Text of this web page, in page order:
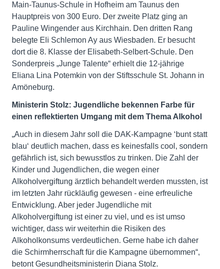
Main-Taunus-Schule in Hofheim am Taunus den
Hauptpreis von 300 Euro. Der zweite Platz ging an
Pauline Wingender aus Kirchhain. Den dritten Rang
belegte Eli Schlemon Ay aus Wiesbaden. Er besucht
dort die 8. Klasse der Elisabeth-Selbert-Schule. Den
Sonderpreis „Junge Talente“ erhielt die 12-jährige
Eliana Lina Potemkin von der Stiftsschule St. Johann in
Amöneburg.
Ministerin Stolz: Jugendliche bekennen Farbe für
einen reflektierten Umgang mit dem Thema Alkohol
„Auch in diesem Jahr soll die DAK-Kampagne ‘bunt statt
blau‘ deutlich machen, dass es keinesfalls cool, sondern
gefährlich ist, sich bewusstlos zu trinken. Die Zahl der
Kinder und Jugendlichen, die wegen einer
Alkoholvergiftung ärztlich behandelt werden mussten, ist
im letzten Jahr rückläufig gewesen - eine erfreuliche
Entwicklung. Aber jeder Jugendliche mit
Alkoholvergiftung ist einer zu viel, und es ist umso
wichtiger, dass wir weiterhin die Risiken des
Alkoholkonsums verdeutlichen. Gerne habe ich daher
die Schirmherrschaft für die Kampagne übernommen“,
betont Gesundheitsministerin Diana Stolz.